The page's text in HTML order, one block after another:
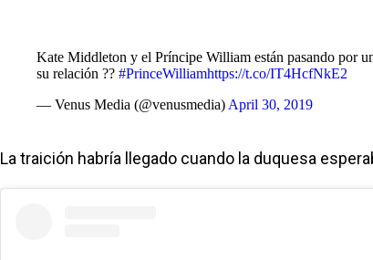
Kate Middleton y el Príncipe William están pasando por
su relación ?? #PrinceWilliamhttps://t.co/IT4HcfNkE2
— Venus Media (@venusmedia) April 30, 2019
La traición habría llegado cuando la duquesa